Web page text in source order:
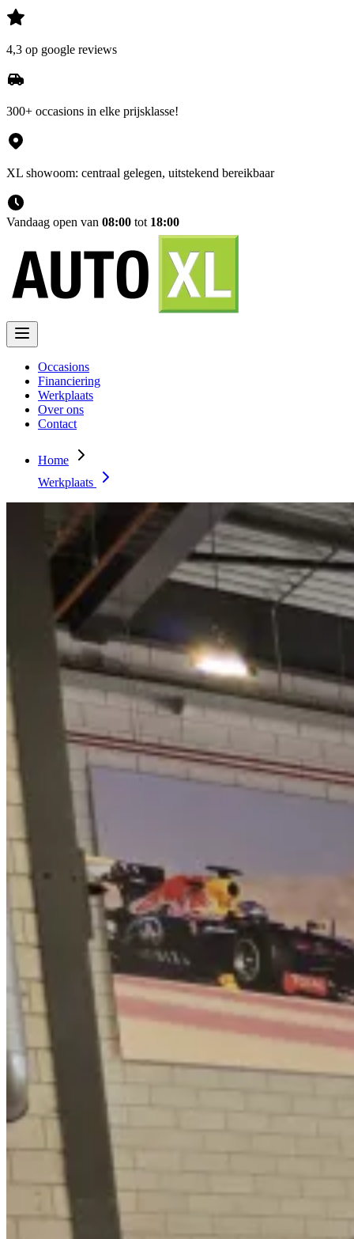
4,3 op google reviews
300+ occasions in elke prijsklasse!
XL showoom: centraal gelegen, uitstekend bereikbaar
Vandaag open van 08:00 tot 18:00
Occasions
Financiering
Werkplaats
Over ons
Contact
Home
Werkplaats